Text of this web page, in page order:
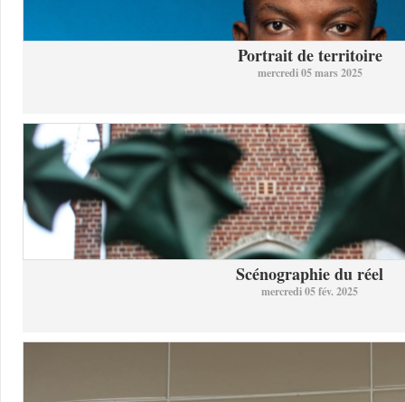
Portrait de territoire
mercredi 05 mars 2025
Scénographie du réel
mercredi 05 fév. 2025